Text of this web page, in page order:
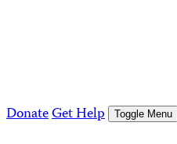
DonateGet Help Toggle Menu